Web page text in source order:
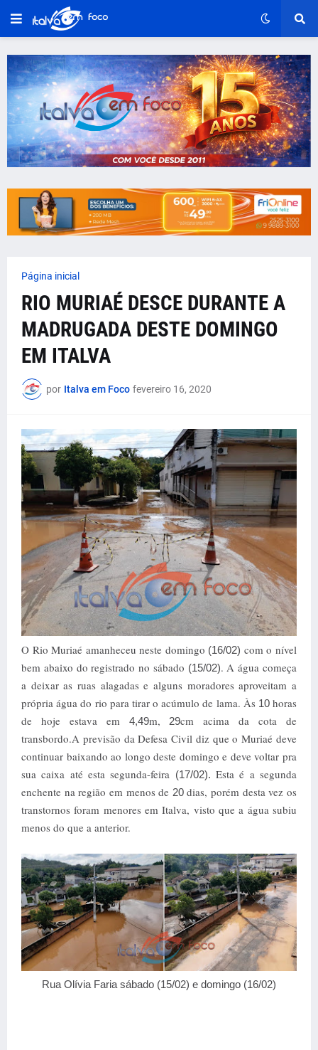
Página inicial
RIO MURIAÉ DESCE DURANTE A
MADRUGADA DESTE DOMINGO
EM ITALVA
por Italva em Foco fevereiro 16, 2020
O Rio Muriaé amanheceu neste domingo (16/02) com o nível
bem abaixo do registrado no sábado (15/02). A água começa
a deixar as ruas alagadas e alguns moradores aproveitam a
própria água do rio para tirar o acúmulo de lama. Às 10horas
de hoje estava em
4,49m,29cm acima da cota de
transbordo.A previsão da Defesa Civil diz que o Muriaé deve
continuar baixando ao longo deste domingo e deve voltar pra
sua caixa até esta segunda-feira (17/02).Esta é a segunda
enchente na região em menos de 20dias, porém desta vez os
transtornos foram menores em Italva, visto que a água subiu
menos do que a anterior.
Rua Olívia Faria sábado (15/02) e domingo (16/02)